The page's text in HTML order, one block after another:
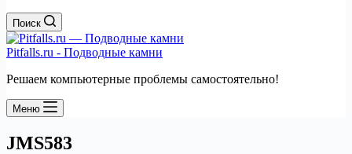
Поиск
Pitfalls.ru - Подводные камни
Решаем компьютерные проблемы самостоятельно!
Меню
JMS583